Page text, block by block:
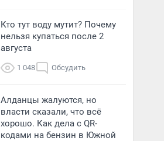
Кто тут воду мутит? Почему
нельзя купаться после 2
августа
1 048 Обсудить
Алданцы жалуются, но
власти сказали, что всё
хорошо. Как дела с QR-
кодами на бензин в Южной